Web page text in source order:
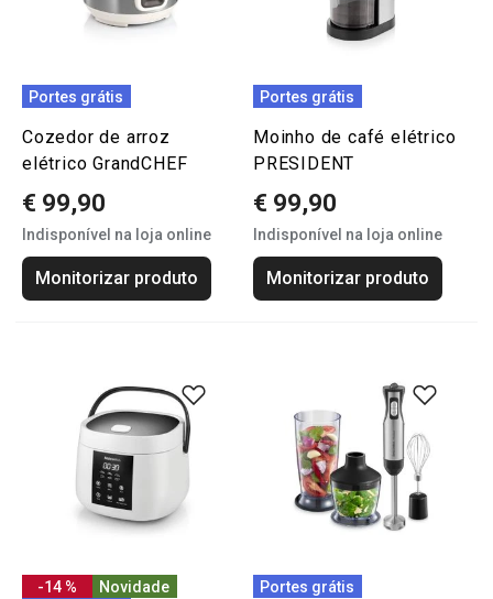
Portes grátis
Cozedor de arroz
elétrico GrandCHEF
€ 99,90
Indisponível na loja online
Monitorizar produto
Portes grátis
Moinho de café elétrico
PRESIDENT
€ 99,90
Indisponível na loja online
Monitorizar produto
-14 %
Novidade
Portes grátis